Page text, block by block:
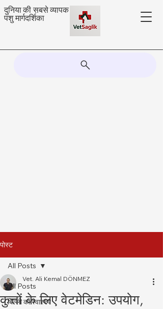
दुनिया की सबसे व्यापक
पशु मार्गदर्शिका
पोस्ट
All Posts
बिल्ली का स्वास्थ्य
All Posts
कुत्तों के लिए वेटमेडिन: उपयोग,
Vet. Ali Kemal DÖNMEZ